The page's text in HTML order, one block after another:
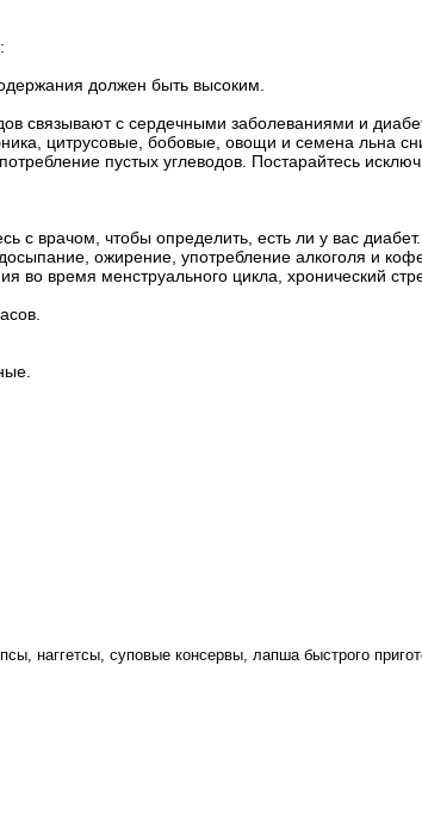
должен быть высоким.
связывают с сердечными заболеваниями и
цитрусовые, бобовые, овощи и семена льна
пустых углеводов. Постарайтесь
с врачом, чтобы определить, есть ли у вас
ожирение, употребление алкоголя и
во время менструального цикла, хронический
наггетсы, суповые консервы, лапша быстрого